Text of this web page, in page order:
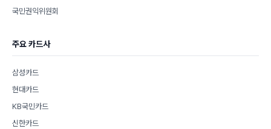
국민권익위원회
주요 카드사
삼성카드
현대카드
KB국민카드
신한카드